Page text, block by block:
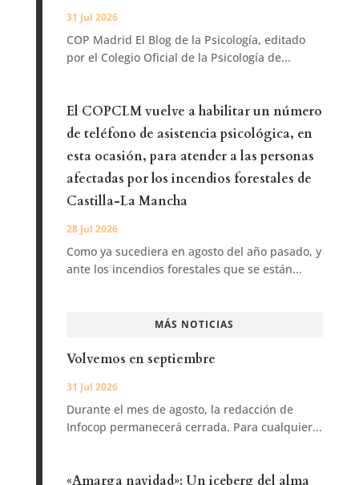
31 Jul 2026
COP Madrid El Blog de la Psicología, editado
por el Colegio Oficial de la Psicología de...
El COPCLM vuelve a habilitar un número
de teléfono de asistencia psicológica, en
esta ocasión, para atender a las personas
afectadas por los incendios forestales de
Castilla-La Mancha
28 Jul 2026
Como ya sucediera en agosto del año pasado, y
ante los incendios forestales que se están...
MÁS NOTICIAS
Volvemos en septiembre
31 Jul 2026
Durante el mes de agosto, la redacción de
Infocop permanecerá cerrada. Para cualquier...
«Amarga navidad»: Un iceberg del alma